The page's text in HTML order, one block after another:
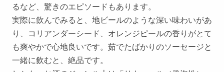
るなど、驚きのエピソードもあります。
実際に飲んでみると、地ビールのような深い味わいがあ
り、コリアンダーシード、オレンジピールの香りがとて
も爽やかで心地良いです。茹でたばかりのソーセージと
一緒に飲むと、絶品です。